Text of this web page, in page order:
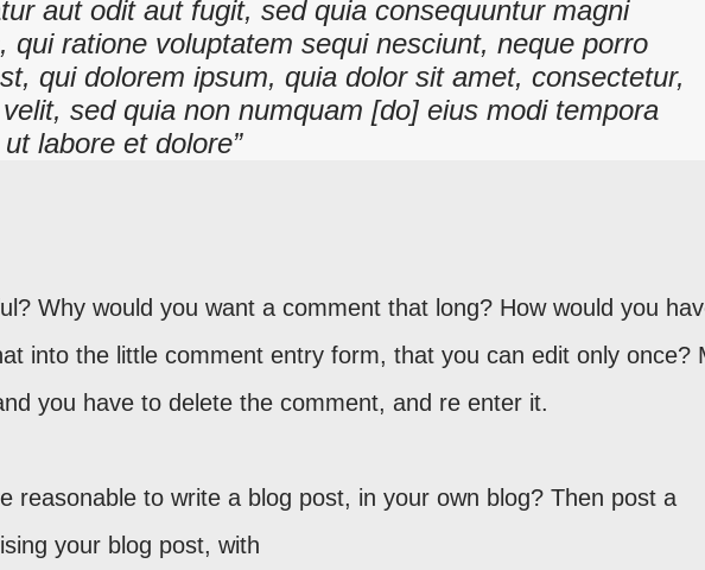
aut odit aut fugit, sed quia consequuntur magni
qui ratione voluptatem sequi nesciunt, neque porro
qui dolorem ipsum, quia dolor sit amet, consectetur,
sed quia non numquam [do] eius modi tempora
labore et dolore
Why would you want a comment that long? How would you
into the little comment entry form, that you can edit only once?
you have to delete the comment, and re enter it.
reasonable to write a blog post, in your own blog? Then post a
your blog post, with